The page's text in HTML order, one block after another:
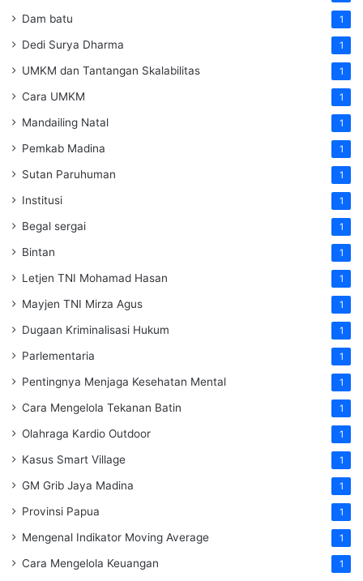
Dam batu 1
Dedi Surya Dharma 1
UMKM dan Tantangan Skalabilitas 1
Cara UMKM 1
Mandailing Natal 1
Pemkab Madina 1
Sutan Paruhuman 1
Institusi 1
Begal sergai 1
Bintan 1
Letjen TNI Mohamad Hasan 1
Mayjen TNI Mirza Agus 1
Dugaan Kriminalisasi Hukum 1
Parlementaria 1
Pentingnya Menjaga Kesehatan Mental 1
Cara Mengelola Tekanan Batin 1
Olahraga Kardio Outdoor 1
Kasus Smart Village 1
GM Grib Jaya Madina 1
Provinsi Papua 1
Mengenal Indikator Moving Average 1
Cara Mengelola Keuangan 1